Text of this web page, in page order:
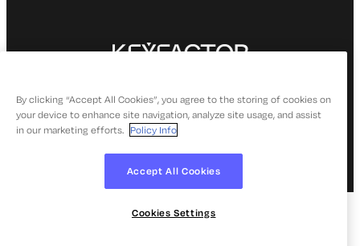
By clicking “Accept All Cookies”, you agree to the storing of cookies on
your device to enhance site navigation, analyze site usage, and assist
in our marketing efforts. Policy Info
Accept All Cookies
Cookies Settings